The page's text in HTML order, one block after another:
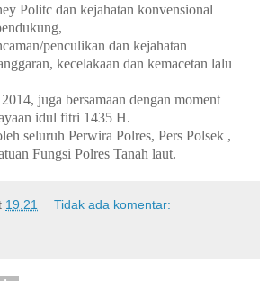
Politc dan kejahatan konvensional
penculikan dan kejahatan
kecelakaan dan kemacetan lalu
juga bersamaan dengan moment
idul fitri 1435 H.
seluruh Perwira Polres, Pers Polsek ,
Fungsi Polres Tanah laut.
19.21 Tidak ada komentar: